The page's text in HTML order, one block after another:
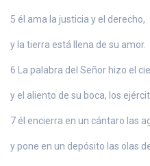
5 él ama la justicia y el derecho,
y la tierra está llena de su amor.
6 La palabra del Señor hizo el
y el aliento de su boca, los
7 él encierra en un cántaro las
y pone en un depósito las olas